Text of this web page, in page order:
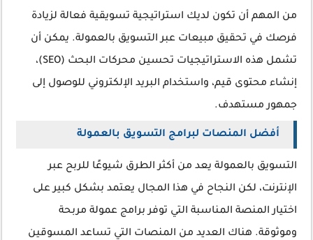
من المهم أن تكون لديك استراتيجية تسويقية فعالة لزيادة
فرصك في تحقيق مبيعات عبر التسويق بالعمولة. يمكن أن
تشمل هذه الاستراتيجيات تحسين محركات البحث (SEO)،
إنشاء محتوى قيم، واستخدام البريد الإلكتروني للوصول إلى
جمهور مستهدف.
أفضل المنصات لبرامج التسويق بالعمولة
التسويق بالعمولة يعد من أكثر الطرق شيوعًا للربح عبر
الإنترنت، لكن النجاح في هذا المجال يعتمد بشكل كبير على
اختيار المنصة المناسبة التي توفر برامج عمولة مربحة
وموثوقة. هناك العديد من المنصات التي تساعد المسوقين